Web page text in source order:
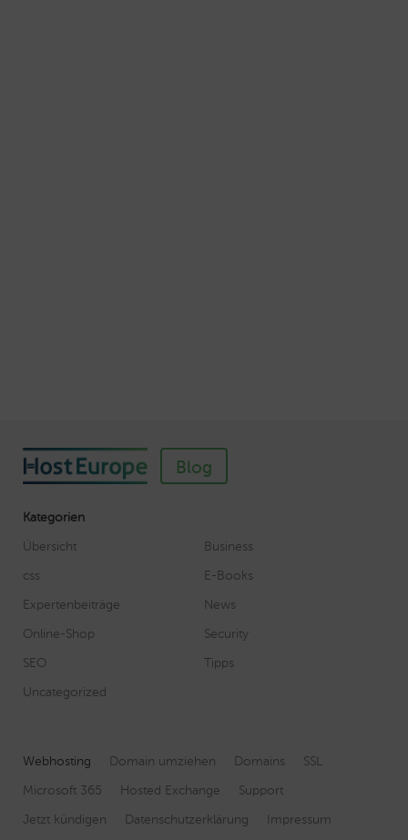
Blog
Kategorien
Übersicht
Business
css
E-Books
Expertenbeiträge
News
Online-Shop
Security
SEO
Tipps
Uncategorized
Webhosting Domain umziehen Domains
SSL
Microsoft 365
Hosted Exchange
Support
Jetzt kündigen
Datenschutzerklärung Impressum